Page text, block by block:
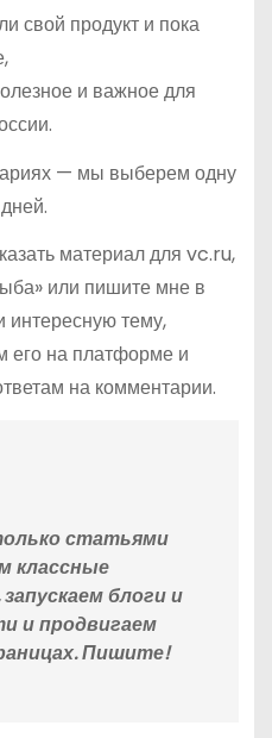
свой продукт и пока
и важное для
— мы выберем одну
материал для vc.ru,
или пишите мне в
тему,
его на платформе и
на комментарии.
статьями
классные
блоги и
и продвигаем
Пишите!